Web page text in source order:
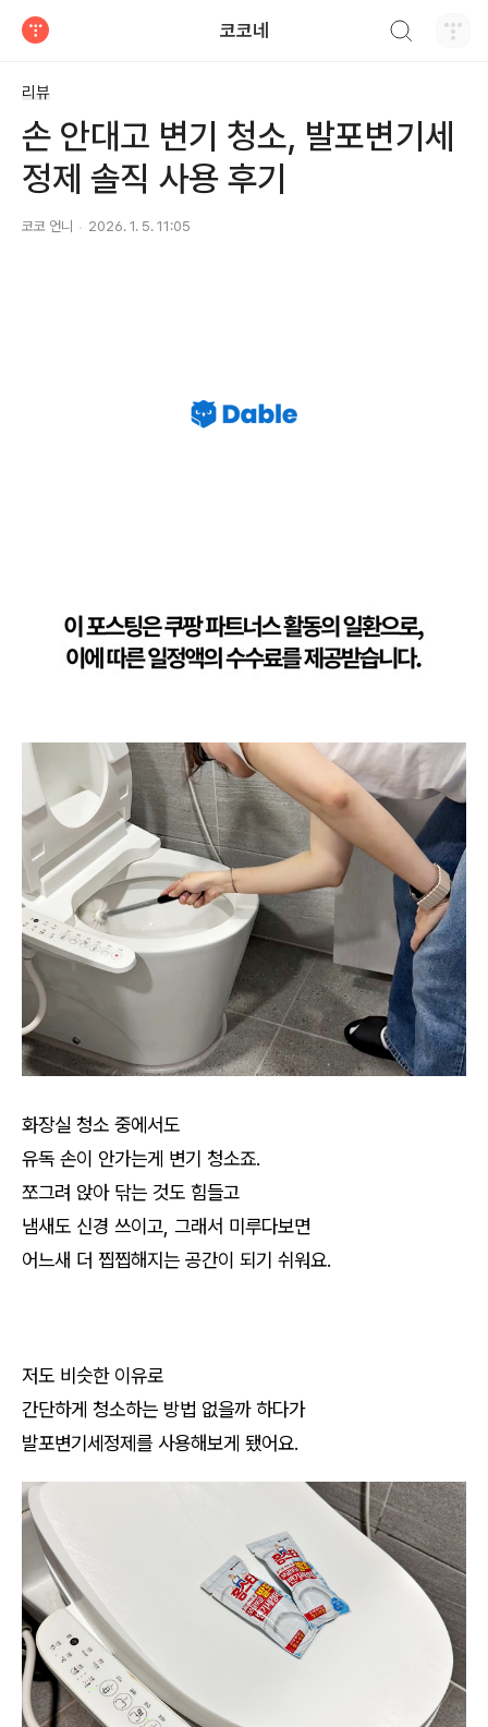
코코네
리뷰
손 안대고 변기 청소, 발포변기세
정제 솔직 사용 후기
코코 언니 2026. 1. 5. 11:05
화장실 청소 중에서도
유독 손이 안가는게 변기 청소죠.
쪼그려 앉아 닦는 것도 힘들고
냄새도 신경 쓰이고, 그래서 미루다보면
어느새 더 찝찝해지는 공간이 되기 쉬워요.
저도 비슷한 이유로
간단하게 청소하는 방법 없을까 하다가
발포변기세정제를 사용해보게 됐어요.